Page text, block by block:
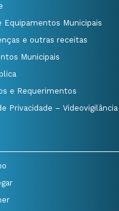
Equipamentos Municipais
e outras receitas
Municipais
e Requerimentos
Privacidade – Videovigilância